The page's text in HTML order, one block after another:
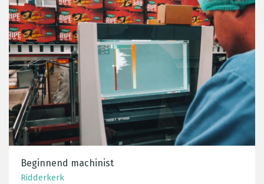
Beginnend machinist
Ridderkerk